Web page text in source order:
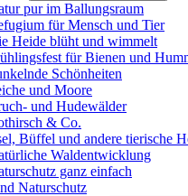
pur im Ballungsraum
für Mensch und Tier
Heide blüht und wimmelt
für Bienen und
Schönheiten
und Moore
und Hudewälder
& Co.
Büffel und andere tierische
Waldentwicklung
ganz einfach
Naturschutz